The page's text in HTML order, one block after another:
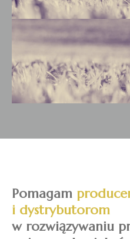
Pomagam
i dystrybutorom
w rozwiązywaniu